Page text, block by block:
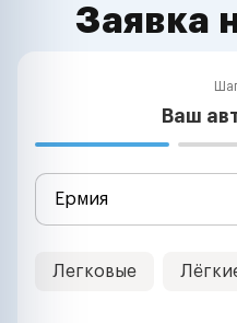
Заявка
Ваш
Легковые